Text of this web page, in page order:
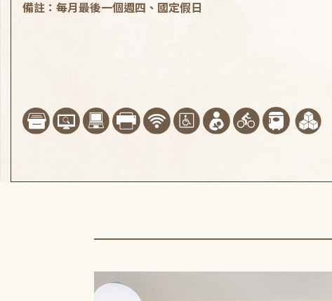
備註：每月最後一個週四、國定假日